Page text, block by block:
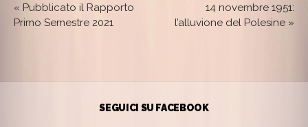
« Pubblicato il Rapporto
Primo Semestre 2021
14 novembre 1951:
l’alluvione del Polesine »
SEGUICI SU FACEBOOK